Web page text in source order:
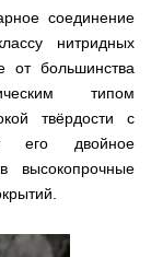
соединение
нитридных
от большинства
типом
твёрдости с
его двойное
высокопрочные